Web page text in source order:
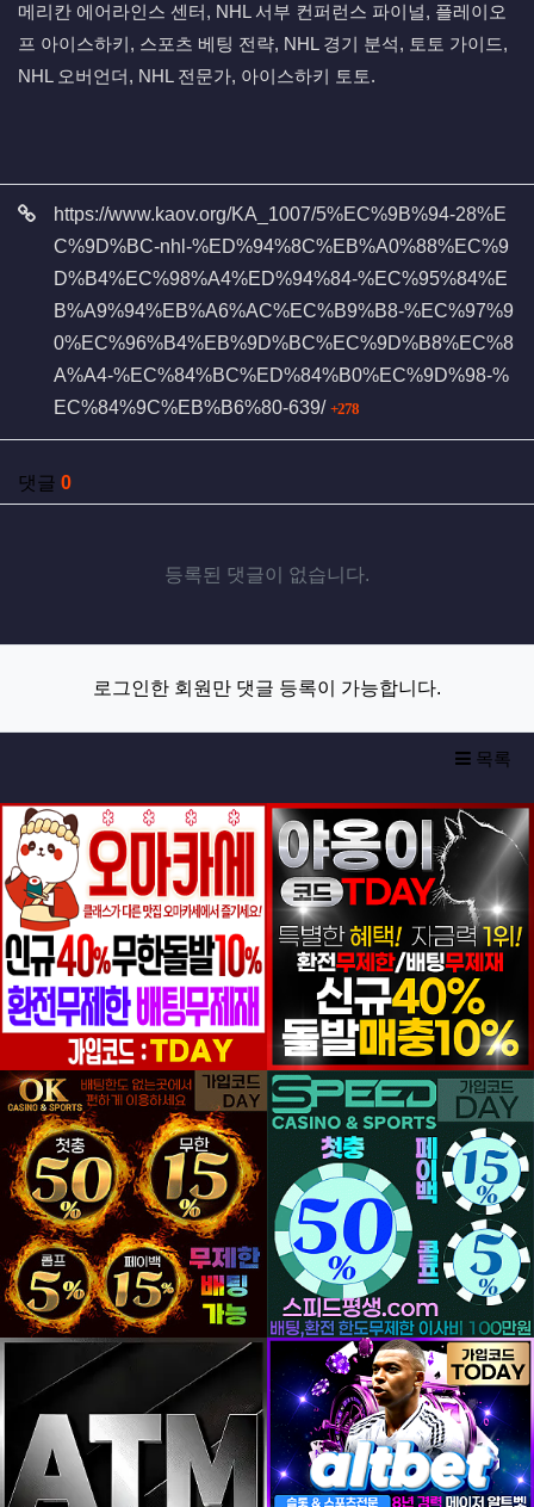
메리칸 에어라인스 센터, NHL 서부 컨퍼런스 파이널, 플레이오
프 아이스하키, 스포츠 베팅 전략, NHL 경기 분석, 토토 가이드,
NHL 오버언더, NHL 전문가, 아이스하키 토토.
관련자료https://www.kaov.org/KA_1007/5%EC%9B%94-28%E
C%9D%BC-nhl-%ED%94%8C%EB%A0%88%EC%9
D%B4%EC%98%A4%ED%94%84-%EC%95%84%E
B%A9%94%EB%A6%AC%EC%B9%B8-%EC%97%9
0%EC%96%B4%EB%9D%BC%EC%9D%B8%EC%8
A%A4-%EC%84%BC%ED%84%B0%EC%9D%98-%
EC%84%9C%EB%B6%80-639/
278회 연결
댓글 0
등록된 댓글이 없습니다.
로그인한 회원만 댓글 등록이 가능합니다.
목록
등록일 등록일
등록일 등록일